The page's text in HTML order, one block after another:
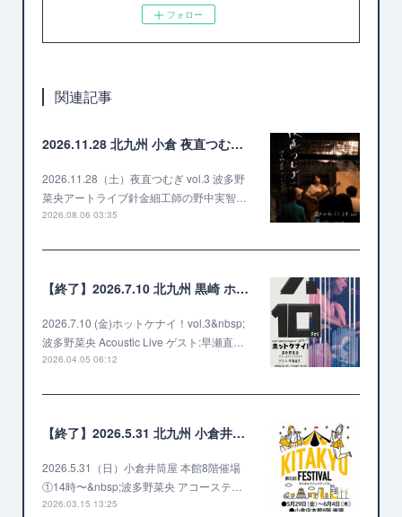
フォロー
関連記事
2026.11.28 北九州 小倉 夜直つむぎ vol.3 波多野菜央アートライブ
2026.11.28（土）夜直つむぎ vol.3 波多野
菜央アートライブ針金細工師の野中実智…
2026.08.06 03:35
【終了】2026.7.10 北九州 黒崎 ホットケナイ！vol.3 ゲスト 早瀬直久
2026.7.10 (金)ホットケナイ！vol.3&nbsp;
波多野菜央 Acoustic Live ゲスト:早瀬直…
2026.04.05 06:12
【終了】2026.5.31 北九州 小倉井筒屋 第6回 きたきゅうフェスティバル
2026.5.31（日）小倉井筒屋 本館8階催場
①14時〜&nbsp;波多野菜央 アコーステ…
2026.03.15 13:25